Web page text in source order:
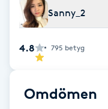
Damklippning
Sanny_2
4.8 795 betyg
Omdömen